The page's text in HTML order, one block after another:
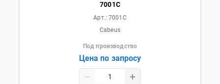
7001C
Арт.:7001C
Cabeus
Под производство
Цена по запросу